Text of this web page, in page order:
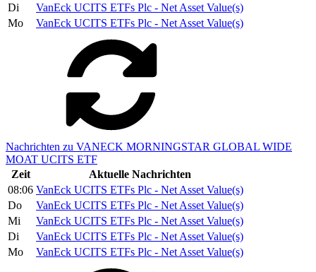
Di
VanEck UCITS ETFs Plc - Net Asset Value(s)
Mo
VanEck UCITS ETFs Plc - Net Asset Value(s)
Nachrichten zu VANECK MORNINGSTAR GLOBAL WIDE
MOAT UCITS ETF
Zeit
Aktuelle Nachrichten
08:06 VanEck UCITS ETFs Plc - Net Asset Value(s)
Do
VanEck UCITS ETFs Plc - Net Asset Value(s)
Mi
VanEck UCITS ETFs Plc - Net Asset Value(s)
Di
VanEck UCITS ETFs Plc - Net Asset Value(s)
Mo
VanEck UCITS ETFs Plc - Net Asset Value(s)